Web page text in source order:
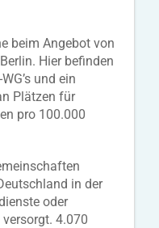
beim Angebot von
Hier befinden
und ein
Plätzen für
pro 100.000
in der
oder
4.070